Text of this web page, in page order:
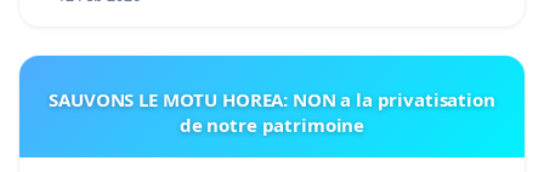
SAUVONS LE MOTU HOREA: NON a la privatisation
de notre patrimoine